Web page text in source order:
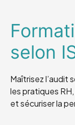
selon
Maîtrisez l’audit
les pratiques
et sécuriser la